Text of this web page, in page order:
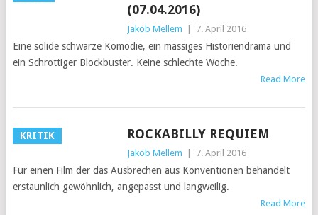
(07.04.2016)
Jakob Mellem 7. April 2016
Eine solide schwarze Komödie, ein mässiges Historiendrama und
ein Schrottiger Blockbuster. Keine schlechte Woche.
Read More
KRITIK ROCKABILLY REQUIEM
Jakob Mellem 7. April 2016
Für einen Film der das Ausbrechen aus Konventionen behandelt
erstaunlich gewöhnlich, angepasst und langweilig.
Read More